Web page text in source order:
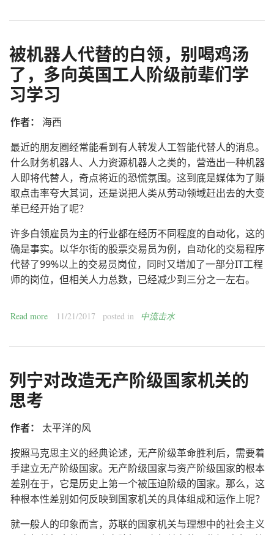
被机器人代替的白领，别喝鸡汤
了，多向英国工人阶级前辈们学
习学习
作者：
海西
最近的朋友圈经常能看到有人转发人工智能代替人的消息。
什么财务机器人、人力资源机器人之类的，营造出一种机器
人即将代替人，奇点将近的恐慌氛围。这到底是媒体为了赚
取点击率夸大其词，还是说把人类从劳动领域赶出去的大变
革已经开始了呢？
许多白领雇员为主的行业都在经历不同程度的自动化，这的
确是事实。以华尔街的股票交易员为例，自动化的交易程序
代替了99%以上的交易员岗位，同时又增加了一部分IT工程
师的岗位，但相关人力总数，已经减少到三分之一左右。
Read more 11/21/2017 posted in 中流击水
列宁对改造无产阶级国家机关的
思考
作者：
太平洋的风
按照马克思主义的经典论述，无产阶级革命胜利后，需要着
手建立无产阶级国家。无产阶级国家与资产阶级国家的根本
差别在于，它是历史上第一个被压迫阶级的国家。那么，这
种根本性差别如何反映到国家机关的具体组成和运作上呢？
就一般人的印象而言，苏联的国家机关与理想中的社会主义